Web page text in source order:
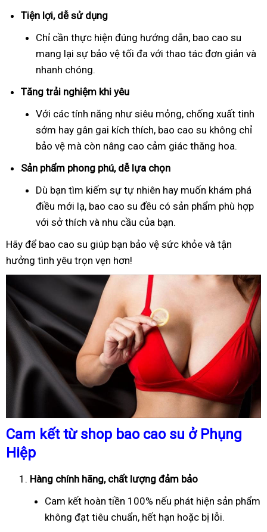
Tiện lợi, dễ sử dụng
Chỉ cần thực hiện đúng hướng dẫn, bao cao su
mang lại sự bảo vệ tối đa với thao tác đơn giản và
nhanh chóng.
Tăng trải nghiệm khi yêu
Với các tính năng như siêu mỏng, chống xuất tinh
sớm hay gân gai kích thích, bao cao su không chỉ
bảo vệ mà còn nâng cao cảm giác thăng hoa.
Sản phẩm phong phú, dễ lựa chọn
Dù bạn tìm kiếm sự tự nhiên hay muốn khám phá
điều mới lạ, bao cao su đều có sản phẩm phù hợp
với sở thích và nhu cầu của bạn.
Hãy để bao cao su giúp bạn bảo vệ sức khỏe và tận
hưởng tình yêu trọn vẹn hơn!
Cam kết từ shop bao cao su ở Phụng
Hiệp
Hàng chính hãng, chất lượng đảm bảo
Cam kết hoàn tiền 100% nếu phát hiện sản phẩm
không đạt tiêu chuẩn, hết hạn hoặc bị lỗi.